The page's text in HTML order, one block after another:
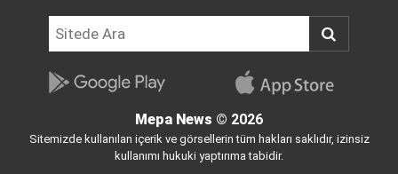
Mepa News © 2026
Sitemizde kullanılan içerik ve görsellerin tüm hakları saklıdır, izinsiz
kullanımı hukuki yaptırıma tabidir.